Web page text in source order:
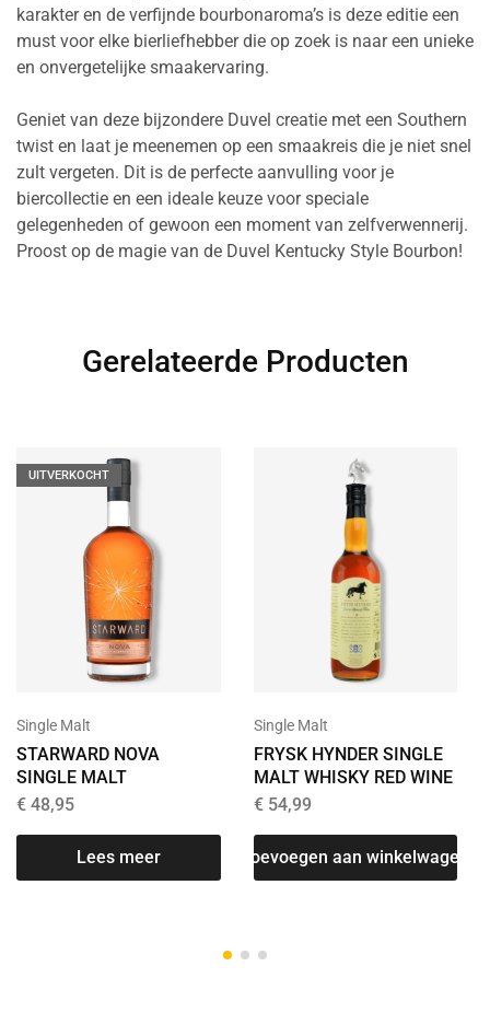
karakter en de verfijnde bourbonaroma’s is deze editie een
must voor elke bierliefhebber die op zoek is naar een unieke
en onvergetelijke smaakervaring.
Geniet van deze bijzondere Duvel creatie met een Southern
twist en laat je meenemen op een smaakreis die je niet snel
zult vergeten. Dit is de perfecte aanvulling voor je
biercollectie en een ideale keuze voor speciale
gelegenheden of gewoon een moment van zelfverwennerij.
Proost op de magie van de Duvel Kentucky Style Bourbon!
Gerelateerde Producten
UITVERKOCHT
Single Malt
STARWARD NOVA
SINGLE MALT
€ 48,95
Lees meer
Single Malt
FRYSK HYNDER SINGLE
MALT WHISKY RED WINE
€54,99
Toevoegen aan winkelwagen